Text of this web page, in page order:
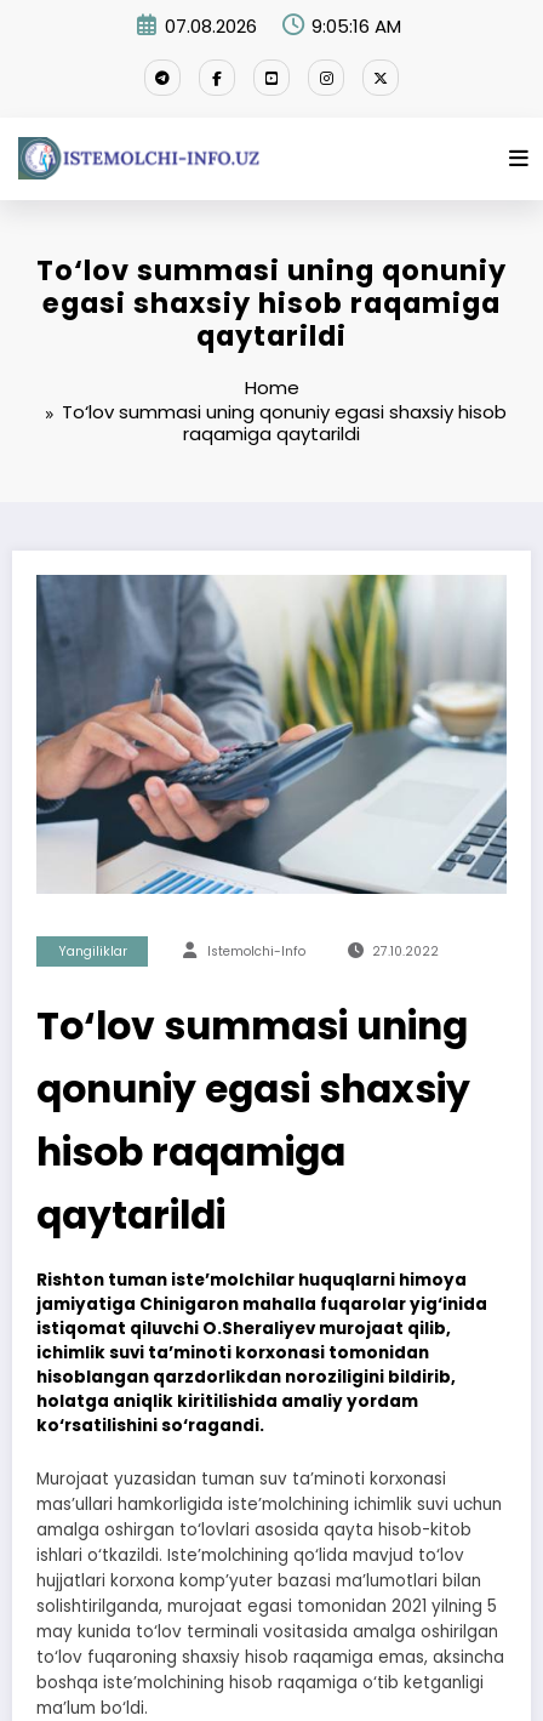
07.08.2026 9:05:16 AM
To‘lov summasi uning qonuniy
egasi shaxsiy hisob raqamiga
qaytarildi
Home
To‘lov summasi uning qonuniy egasi shaxsiy hisob
raqamiga qaytarildi
Yangiliklar Istemolchi-Info 27.10.2022
To‘lov summasi uning
qonuniy egasi shaxsiy
hisob raqamiga
qaytarildi
Rishton tuman iste’molchilar huquqlarni himoya
jamiyatiga Chinigaron mahalla fuqarolar yig‘inida
istiqomat qiluvchi O.Sheraliyev murojaat qilib,
ichimlik suvi ta’minoti korxonasi tomonidan
hisoblangan qarzdorlikdan noroziligini bildirib,
holatga aniqlik kiritilishida amaliy yordam
ko‘rsatilishini so‘ragandi.
Murojaat yuzasidan tuman suv ta’minoti korxonasi
mas’ullari hamkorligida iste’molchining ichimlik suvi uchun
amalga oshirgan to‘lovlari asosida qayta hisob-kitob
ishlari o‘tkazildi. Iste’molchining qo‘lida mavjud to‘lov
hujjatlari korxona komp’yuter bazasi ma’lumotlari bilan
solishtirilganda, murojaat egasi tomonidan 2021 yilning 5
may kunida to‘lov terminali vositasida amalga oshirilgan
to‘lov fuqaroning shaxsiy hisob raqamiga emas, aksincha
boshqa iste’molchining hisob raqamiga o‘tib ketganligi
ma’lum bo‘ldi.